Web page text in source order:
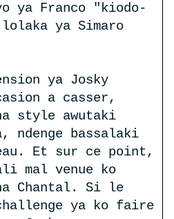
ya Franco "kiodo-
ya Simaro
ya Josky
a casser,
style awutaki
ndenge bassalaki
Et sur ce point,
mal venue ko
Chantal. Si le
ya ko faire